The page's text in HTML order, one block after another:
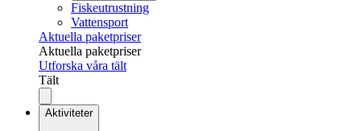
Fiskeutrustning
Vattensport
Aktuella paketpriser
Aktuella paketpriser
Utforska våra tält
Tält
Aktiviteter